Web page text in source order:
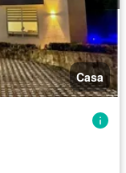
Casa